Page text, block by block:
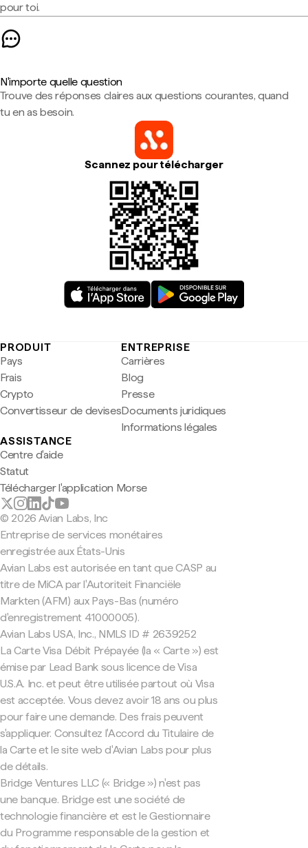
pour toi.
N'importe quelle question
Trouve des réponses claires aux questions courantes, quand
tu en as besoin.
Scannez pour télécharger
PRODUIT
Pays
Frais
Crypto
Convertisseur de devises
ENTREPRISE
Carrières
Blog
Presse
Documents juridiques
Informations légales
ASSISTANCE
Centre d'aide
Statut
Télécharger l'application Morse
© 2026 Avian Labs, Inc
Entreprise de services monétaires
enregistrée aux États-Unis
Avian Labs est autorisée en tant que CASP au
titre de MiCA par l'Autoriteit Financiële
Markten (AFM) aux Pays-Bas (numéro
d'enregistrement 41000005).
Avian Labs USA, Inc., NMLS ID # 2639252
La Carte Visa Débit Prépayée (la « Carte ») est
émise par Lead Bank sous licence de Visa
U.S.A. Inc. et peut être utilisée partout où Visa
est acceptée. Vous devez avoir 18 ans ou plus
pour faire une demande. Des frais peuvent
s'appliquer. Consultez l'Accord du Titulaire de
la Carte et le site web d'Avian Labs pour plus
de détails.
Bridge Ventures LLC (« Bridge ») n'est pas
une banque. Bridge est une société de
technologie financière et est le Gestionnaire
du Programme responsable de la gestion et